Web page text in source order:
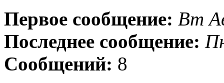
Первое сообщение: Вт
Последнее сообщение:
Сообщений: 8